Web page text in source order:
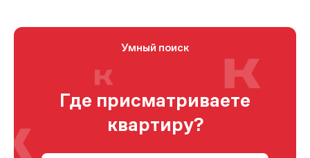
Умный поиск
Где присматриваете
квартиру?